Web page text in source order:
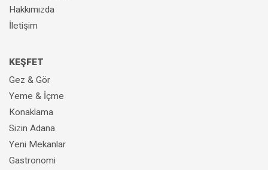
Hakkımızda
İletişim
KEŞFET
Gez & Gör
Yeme & İçme
Konaklama
Sizin Adana
Yeni Mekanlar
Gastronomi